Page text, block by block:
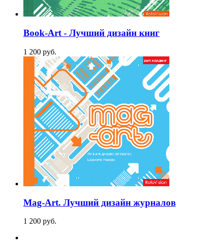
Book-Art - Лучший дизайн книг
1 200 pуб.
Mag-Art. Лучший дизайн журналов
1 200 pуб.